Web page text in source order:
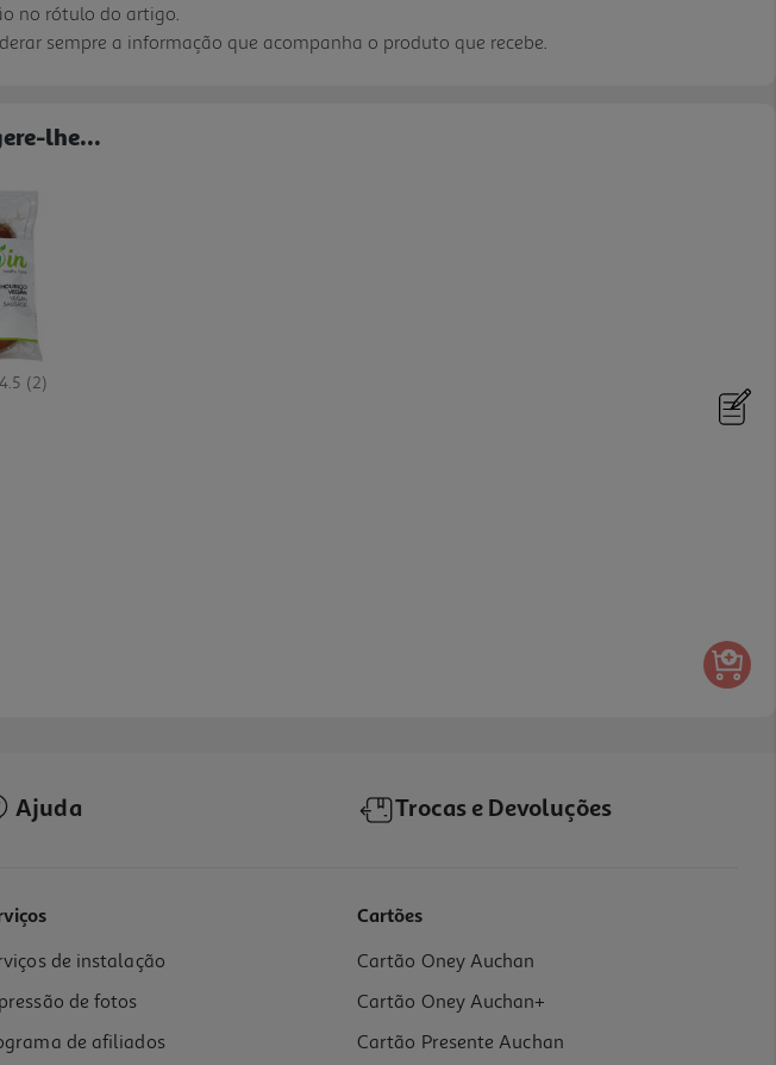
no rótulo do artigo.
sempre a informação que acompanha o produto que recebe.
lhe...
4.5 (2)
Ajuda Trocas e Devoluções
de instalação
de fotos
de afiliados
Cartões
Cartão Oney Auchan
Cartão Oney Auchan+
Cartão Presente Auchan